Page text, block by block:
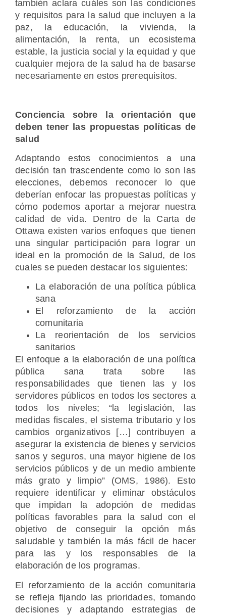
también aclara cuáles son las condiciones
y requisitos para la salud que incluyen a la
paz, la educación, la vivienda, la
alimentación, la renta, un ecosistema
estable, la justicia social y la equidad y que
cualquier mejora de la salud ha de basarse
necesariamente en estos prerequisitos.
Conciencia sobre la orientación que
deben tener las propuestas políticas de
salud
Adaptando estos conocimientos a una
decisión tan trascendente como lo son las
elecciones, debemos reconocer lo que
deberían enfocar las propuestas políticas y
cómo podemos aportar a mejorar nuestra
calidad de vida. Dentro de la Carta de
Ottawa existen varios enfoques que tienen
una singular participación para lograr un
ideal en la promoción de la Salud, de los
cuales se pueden destacar los siguientes:
La elaboración de una política pública
sana
El reforzamiento de la acción
comunitaria
La reorientación de los servicios
sanitarios
El enfoque a la elaboración de una política
pública sana trata sobre las
responsabilidades que tienen las y los
servidores públicos en todos los sectores a
todos los niveles; “la legislación, las
medidas fiscales, el sistema tributario y los
cambios organizativos […] contribuyen a
asegurar la existencia de bienes y servicios
sanos y seguros, una mayor higiene de los
servicios públicos y de un medio ambiente
más grato y limpio” (OMS, 1986). Esto
requiere identificar y eliminar obstáculos
que impidan la adopción de medidas
políticas favorables para la salud con el
objetivo de conseguir la opción más
saludable y también la más fácil de hacer
para las y los responsables de la
elaboración de los programas.
El reforzamiento de la acción comunitaria
se refleja fijando las prioridades, tomando
decisiones y adaptando estrategias de